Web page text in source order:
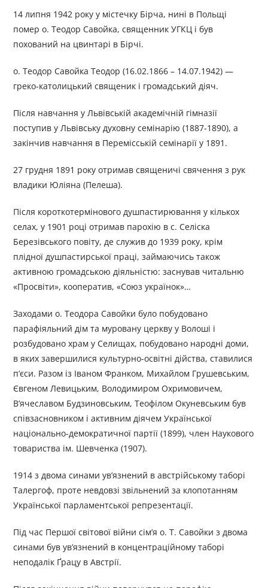
14 липня 1942 року у містечку Бірча, нині в Польщі
помер о. Теодор Савойка, священник УГКЦ і був
похований на цвинтарі в Бірчі.
о. Теодор Савойка Теодор (16.02.1866 – 14.07.1942) —
греко-католицький священик і громадський діяч.
Після навчання у Львівській академічній гімназії
поступив у Львівську духовну семінарію (1887-1890), а
закінчив навчання в Перемісській семінарії у 1891.
27 грудня 1891 року отримав священичі свячення з рук
владики Юліяна (Пелеша).
Після короткотермінового душпастирювання у кількох
селах, у 1901 році отримав парохію в с. Селіска
Березівського повіту, де служив до 1939 року, крім
плідної душпастирської праці, займаючись також
активною громадською діяльністю: заснував читальню
«Просвіти», кооператив, «Союз українок»…
Заходами о. Теодора Савойки було побудовано
парафіяльний дім та муровану церкву у Волоші і
розбудовано храм у Селищах, побудовано народні доми,
в яких завершилися культурно-освітні дійства, ставилися
п’єси. Разом із Іваном Франком, Михайлом Грушевським,
Євгеном Левицьким, Володимиром Охримовичем,
В’ячеславом Будзиновським, Теофілом Окуневським був
співзасновником і активним діячем Української
національно-демократичної партії (1899), член Наукового
товариства ім. Шевченка (1907).
1914 з двома синами ув’язнений в австрійському таборі
Талергоф, проте невдовзі звільнений за клопотанням
Української парламентської репрезентації.
Під час Першої світової війни сім’я о. Т. Савойки з двома
синами був ув’язнений в концентраційному таборі
неподалік Ґрацу в Австрії.